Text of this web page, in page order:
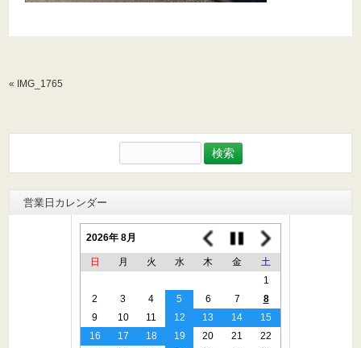
« IMG_1765
索:
営業日カレンダー
2026年 8月
日 月 火 水 木 金
土
1
2
3 4 5 6 7
8
9
10 11 12 13 14
15
16
17 18 19 20 21
22